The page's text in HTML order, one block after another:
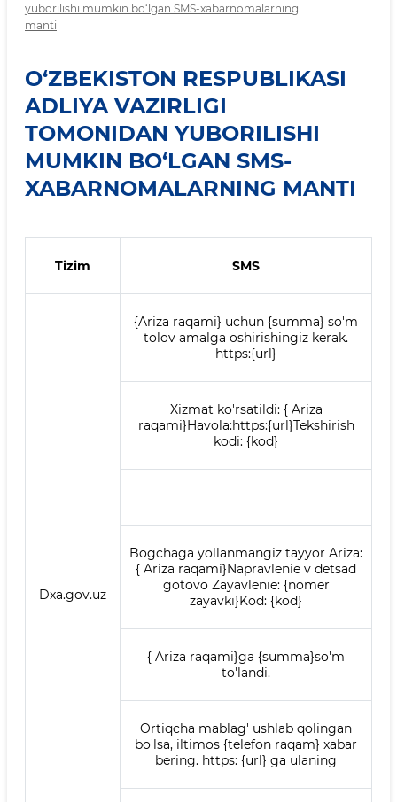
yuborilishi mumkin bo‘lgan SMS-xabarnomalarning
manti
O‘ZBEKISTON RESPUBLIKASI
ADLIYA VAZIRLIGI
TOMONIDAN YUBORILISHI
MUMKIN BO‘LGAN SMS-
XABARNOMALARNING MANTI
Tizim SMS
Dxa.gov.uz
{Ariza raqami} uchun {summa} so'm
tolov amalga oshirishingiz kerak.
https:{url}
Xizmat ko'rsatildi: { Ariza
raqami}Havola:https:{url}Tekshirish
kodi: {kod}
Bogchaga yollanmangiz tayyor Ariza:
{ Ariza raqami}Napravlenie v detsad
gotovo Zayavlenie: {nomer
zayavki}Kod: {kod}
{ Ariza raqami}ga {summa}so'm
to'landi.
Ortiqcha mablag' ushlab qolingan
bo'lsa, iltimos {telefon raqam} xabar
bering. https: {url} ga ulaning